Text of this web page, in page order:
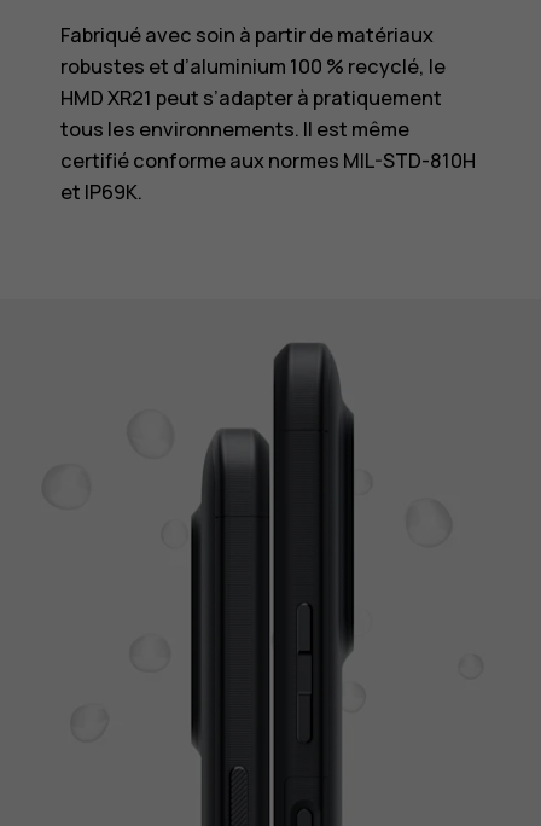
Fabriqué avec soin à partir de matériaux
robustes et d’aluminium 100 % recyclé, le
HMD XR21 peut s’adapter à pratiquement
tous les environnements. Il est même
certifié conforme aux normes MIL-STD-810H
et IP69K.